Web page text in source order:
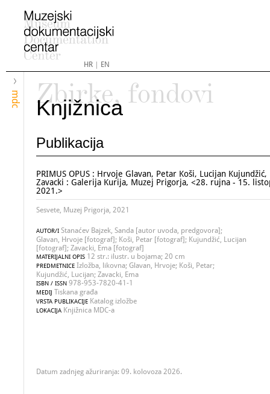
HR| EN
mdc
Zbirke, fondovi
Knjižnica
Publikacija
PRIMUS OPUS : Hrvoje Glavan, Petar Koši, Lucijan Kujundžić,
Zavacki : Galerija Kurija, Muzej Prigorja, <28. rujna - 15.
2021.>
Sesvete, Muzej Prigorja, 2021
AUTOR/I Stanaćev Bajzek, Sanda [autor uvoda, predgovora];
Glavan, Hrvoje [fotograf]; Koši, Petar [fotograf]; Kujundžić, Lucijan
[fotograf]; Zavacki, Ema [fotograf]
MATERIJALNI OPIS 12 str.: ilustr. u bojama; 20 cm
PREDMETNICE Izložba, likovna; Glavan, Hrvoje; Koši, Petar;
Kujundžić, Lucijan; Zavacki, Ema
ISBN / ISSN 978-953-7820-41-1
MEDIJ Tiskana građa
VRSTA PUBLIKACIJE Katalog izložbe
LOKACIJA Knjižnica MDC-a
Datum zadnjeg ažuriranja: 09. kolovoza 2026.